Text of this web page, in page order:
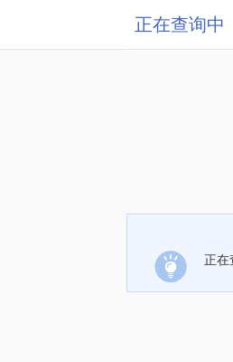
正在查询中
正在